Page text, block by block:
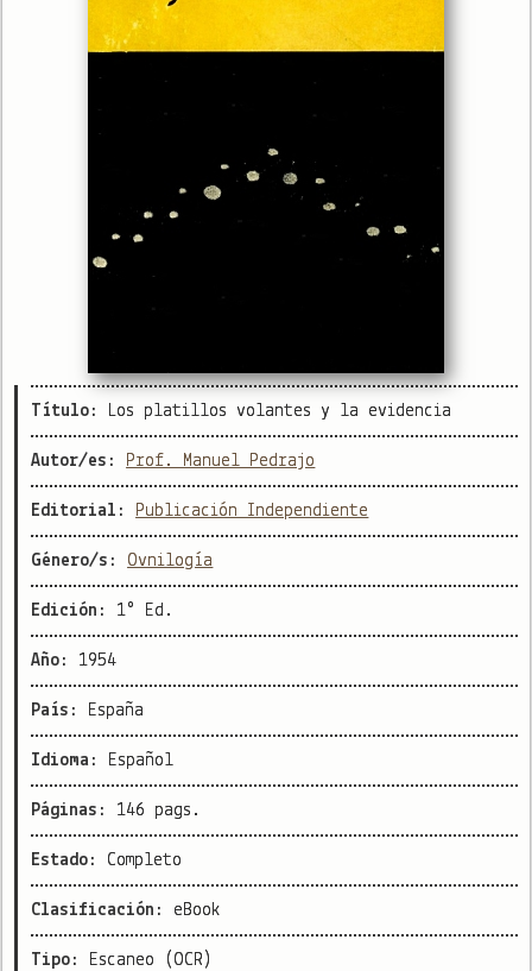
Título: Los platillos volantes y la evidencia
Autor/es: Prof. Manuel Pedrajo
Editorial: Publicación Independiente
Género/s: Ovnilogía
Edición: 1° Ed.
Año: 1954
País: España
Idioma: Español
Páginas: 146 pags.
Estado: Completo
Clasificación: eBook
Tipo: Escaneo (OCR)